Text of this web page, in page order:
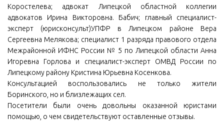
Коростелева; адвокат Липецкой областной коллегии
адвокатов Ирина Викторовна. Бабич; главный специалист-
эксперт (юрисконсульт)УПФР в Липецком районе Вера
Сергеевна Мелякова; специалист 1 разряда правового отдела
Межрайонной ИФНС России № 5 по Липецкой области Анна
Игоревна Горлова и специалист-эксперт ОМВД России по
Липецкому району Кристина Юрьевна Косенкова.
Консультацией воспользовались не только жители
Боринского, но и близлежащих сел.
Посетители были очень довольны оказанной юристами
помощью, о чем свидетельствуют оставленные отзывы.